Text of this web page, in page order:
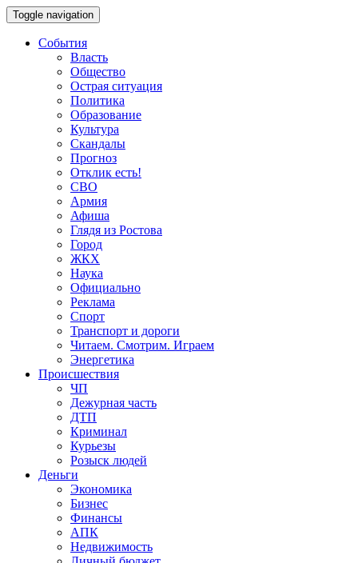
Toggle navigation
События
Власть
Общество
Острая ситуация
Политика
Образование
Культура
Скандалы
Прогноз
Отклик есть!
СВО
Армия
Афиша
Глядя из Ростова
Город
ЖКХ
Наука
Официально
Реклама
Спорт
Транспорт и дороги
Читаем. Смотрим. Играем
Энергетика
Происшествия
ЧП
Дежурная часть
ДТП
Криминал
Курьезы
Розыск людей
Деньги
Экономика
Бизнес
Финансы
АПК
Недвижимость